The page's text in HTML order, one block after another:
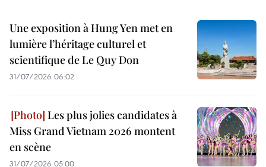
Une exposition à Hung Yen met en
lumière l’héritage culturel et
scientifique de Le Quy Don
31/07/2026 06:02
Les plus jolies candidates à
Miss Grand Vietnam 2026 montent
en scène
31/07/2026 05:00